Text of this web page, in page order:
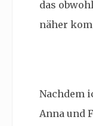
das
näher
Nachdem
Anna und